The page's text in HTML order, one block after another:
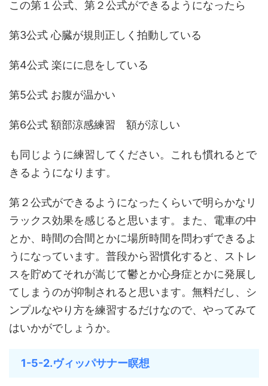
この第１公式、第２公式ができるようになったら
第3公式 心臓が規則正しく拍動している
第4公式 楽にに息をしている
第5公式 お腹が温かい
第6公式 額部涼感練習 額が涼しい
も同じように練習してください。これも慣れるとで
きるようになります。
第２公式ができるようになったくらいで明らかなリ
ラックス効果を感じると思います。また、電車の中
とか、時間の合間とかに場所時間を問わずできるよ
うになっています。普段から習慣化すると、ストレ
スを貯めてそれが嵩じて鬱とか心身症とかに発展し
てしまうのが抑制されると思います。無料だし、シ
ンプルなやり方を練習するだけなので、やってみて
はいかがでしょうか。
1-5-2.ヴィッパサナー瞑想